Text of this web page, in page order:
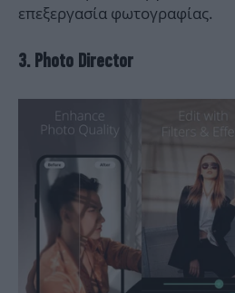
επεξεργασία φωτογραφίας.
3. Photo Director